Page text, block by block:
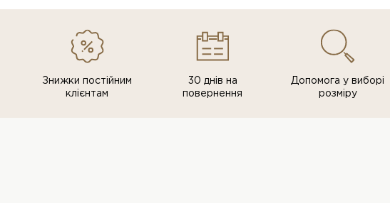
Знижки постiйним
клiєнтам
30 днів на
повернення
Допомога у виборі
розміру